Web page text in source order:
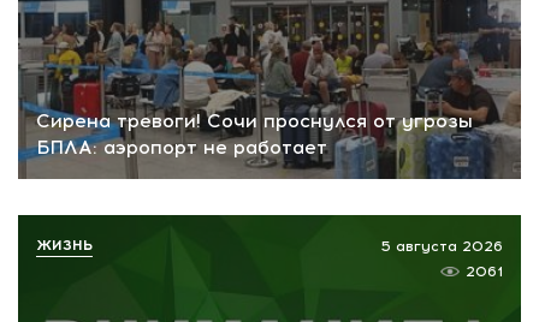
Сирена тревоги! Сочи проснулся от угрозы
БПЛА: аэропорт не работает
5 августа 2026
2061
ЖИЗНЬ